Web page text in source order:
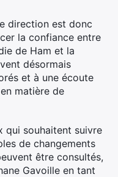
direction est donc
la confiance entre
de Ham et la
désormais
et à une écoute
matière de
qui souhaitent suivre
de changements
être consultés,
Gavoille en tant